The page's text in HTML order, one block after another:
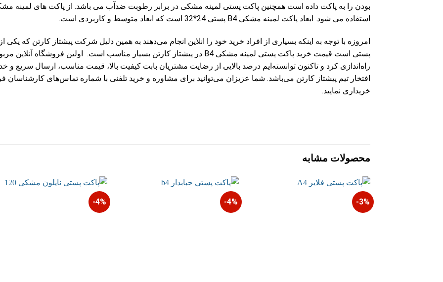
بودن را به پاکت داده است همچنین پاکت پستی لمینه مشکی در برابر رطوبت ضدآب می باشد. از پاکت های لمینه
استفاده می شود. ابعاد پاکت لمینه مشکی B4 پستی 24*32 است که ابعاد متوسط و کاربردی است.
امروزه با توجه به اینکه بسیاری از افراد خرید خود را انلاین انجام می‌دهند به همین دلیل شرکت پیشتاز کارتن که یکی
راه‌اندازی کرد و تاکنون توانسته‌ایم درصد بالایی از رضایت مشتریان بابت کیفیت بالا، قیمت مناسب، ارسال سریع
افتخار تیم پیشتاز کارتن می‌باشد. شما عزیزان می‌توانید برای مشاوره و خرید تلفنی با شماره تماس‌های کارشناسان
خریداری نمایید.
محصولات مشابه
3%-
4%-
4%-